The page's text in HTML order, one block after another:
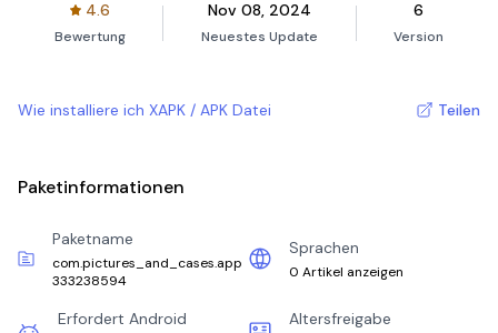
4.6
Bewertung
Nov 08, 2024
Neuestes Update
6
Version
Wie installiere ich XAPK / APK Datei Teilen
Paketinformationen
Paketname
com.pictures_and_cases.app
333238594
Sprachen
0 Artikel anzeigen
Erfordert Android Altersfreigabe